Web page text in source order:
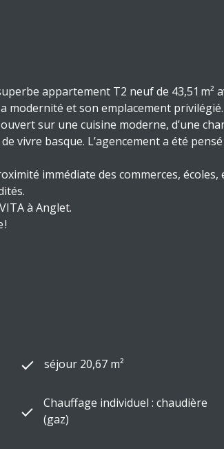
appartement T2 neuf de 43,51
modernité et son emplacement privilégié.
sur une cuisine moderne, d’une
vivre basque. L’agencement a été
immédiate des commerces,
à Anglet.
!
séjour 20,67 m²
Chauffage individuel : chaudière
(gaz)